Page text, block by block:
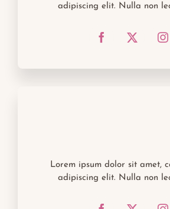
adipiscing elit. Nulla non
Lorem ipsum dolor sit amet,
adipiscing elit. Nulla non